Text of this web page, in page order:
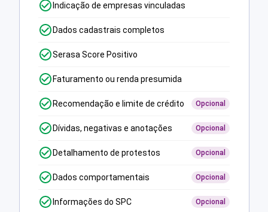
Indicação de empresas vinculadas
Dados cadastrais completos
Serasa Score Positivo
Faturamento ou renda presumida
Recomendação e limite de crédito Opcional
Dívidas, negativas e anotações Opcional
Detalhamento de protestos Opcional
Dados comportamentais Opcional
Informações do SPC Opcional